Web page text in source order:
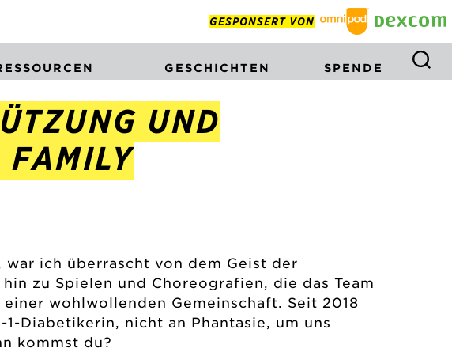
GESPONSERT VON
GESCHICHTEN SPENDE
UND
FAMILY
ich überrascht von dem Geist der
zu Spielen und Choreografien, die das Team
wohlwollenden Gemeinschaft. Seit 2018
Diabetikerin, nicht an Phantasie, um uns
kommst du?